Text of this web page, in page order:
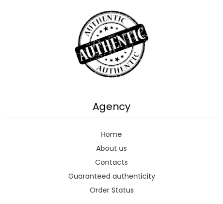
Agency
Home
About us
Contacts
Guaranteed authenticity
Order Status